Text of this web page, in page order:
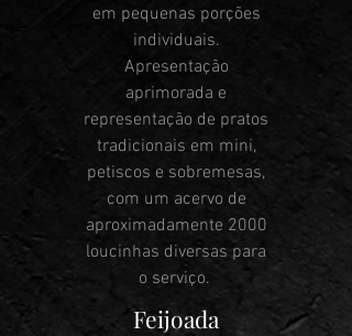
em pequenas porções
individuais.
Apresentação
aprimorada e
representação de pratos
tradicionais em mini,
petiscos e sobremesas,
com um acervo de
aproximadamente 2000
loucinhas diversas para
o serviço.
Feijoada